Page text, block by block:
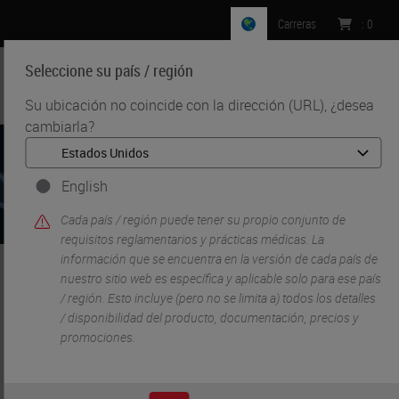
Seleccione su país / región
Su ubicación no coincide con la dirección (URL), ¿desea
cambiarla?
English
Cada país / región puede tener su propio conjunto de
requisitos reglamentarios y prácticas médicas. La
información que se encuentra en la versión de cada país de
nuestro sitio web es específica y aplicable solo para ese país
/ región. Esto incluye (pero no se limita a) todos los detalles
/ disponibilidad del producto, documentación, precios y
promociones.
Carreras : 0
MENU
• Patología digital •
Soluciones de escaneado: escáneres Aperio para
preparaciones de patología digital